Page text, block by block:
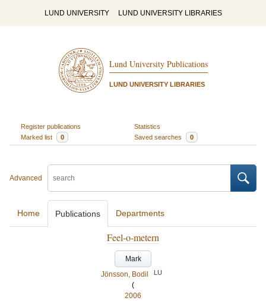
LUND UNIVERSITY LUND UNIVERSITY LIBRARIES
Lund University Publications
LUND UNIVERSITY LIBRARIES
Register publications
Statistics
Marked list
0 Saved searches 0
Advanced
Home Publications Departments
Feel-o-metern
Mark
Jönsson, Bodil
LU
(
2006